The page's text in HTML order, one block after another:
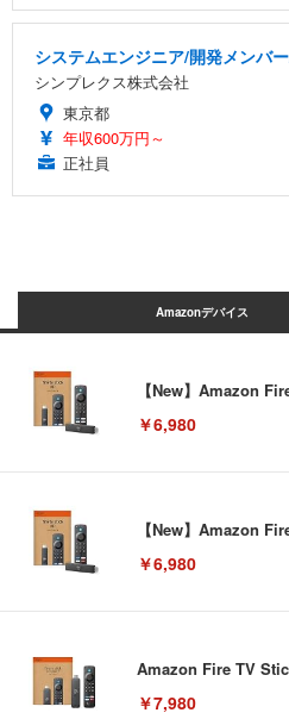
システムエンジニア/開発メンバ
シンプレクス株式会社
東京都
年収600万円～
正社員
Amazonデバイス
【New】Amazon
￥6,980
【New】Amazon
￥6,980
Amazon Fire TV
￥7,980